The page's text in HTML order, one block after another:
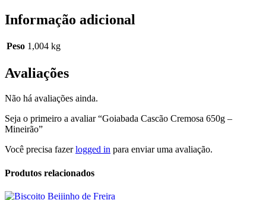
Informação adicional
Peso 1,004 kg
Avaliações
Não há avaliações ainda.
Seja o primeiro a avaliar “Goiabada Cascão Cremosa 650g –
Mineirão”
Você precisa fazerlogged in para enviar uma avaliação.
Produtos relacionados